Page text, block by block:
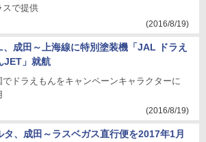
スで提供
(2016/8/19)
成田～上海線に特別塗装機「JAL ドラえ
JET」就航
でドラえもんをキャンペーンキャラクターに
(2016/8/19)
タ、成田～ラスベガス直行便を2017年1月